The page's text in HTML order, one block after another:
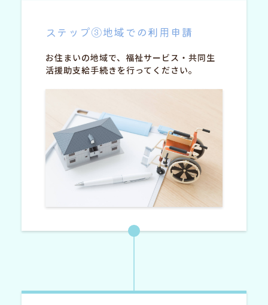
ステップ③地域での利用申請
お住まいの地域で、福祉サービス・共同生
活援助支給手続きを行ってください。